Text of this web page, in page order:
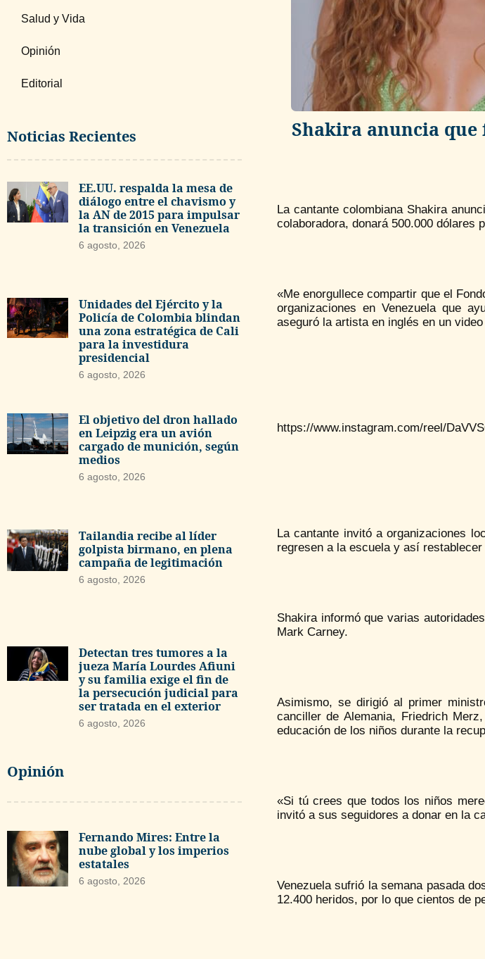
Salud y Vida
Opinión
Editorial
Noticias Recientes
EE.UU. respalda la mesa de
diálogo entre el chavismo y
la AN de 2015 para impulsar
la transición en Venezuela
6 agosto, 2026
Unidades del Ejército y la
Policía de Colombia blindan
una zona estratégica de Cali
para la investidura
presidencial
6 agosto, 2026
El objetivo del dron hallado
en Leipzig era un avión
cargado de munición, según
medios
6 agosto, 2026
Tailandia recibe al líder
golpista birmano, en plena
campaña de legitimación
6 agosto, 2026
Detectan tres tumores a la
jueza María Lourdes Afiuni
y su familia exige el fin de
la persecución judicial para
ser tratada en el exterior
6 agosto, 2026
Opinión
Fernando Mires: Entre la
nube global y los imperios
estatales
6 agosto, 2026
Shakira anuncia que
La cantante colombiana Shakira
colaboradora, donará 500.000 dólares
«Me enorgullece compartir que el
organizaciones en Venezuela que
aseguró la artista en inglés en un
https://www.instagram.com/reel/
La cantante invitó a organizaciones
regresen a la escuela y así
Shakira informó que varias
Mark Carney.
Asimismo, se dirigió al primer
canciller de Alemania, Friedrich
educación de los niños durante la
«Si tú crees que todos los niños
invitó a sus seguidores a donar en la
Venezuela sufrió la semana pasada
12.400 heridos, por lo que cientos de